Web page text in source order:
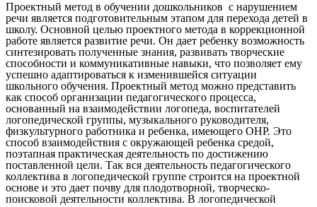
Проектный метод в обучении дошкольников с нарушением
речи является подготовительным этапом для перехода детей в
школу. Основной целью проектного метода в коррекционной
работе является развитие речи. Он дает ребенку возможность
синтезировать полученные знания, развивать творческие
способности и коммуникативные навыки, что позволяет ему
успешно адаптироваться к изменившейся ситуации
школьного обучения. Проектный метод можно представить
как способ организации педагогического процесса,
основанный на взаимодействии логопеда, воспитателей
логопедической группы, музыкального руководителя,
физкультурного работника и ребенка, имеющего ОНР. Это
способ взаимодействия с окружающей ребенка средой,
поэтапная практическая деятельность по достижению
поставленной цели. Так вся деятельность педагогического
коллектива в логопедической группе строится на проектной
основе и это дает почву для плодотворной, творческо-
поисковой деятельности коллектива. В логопедической